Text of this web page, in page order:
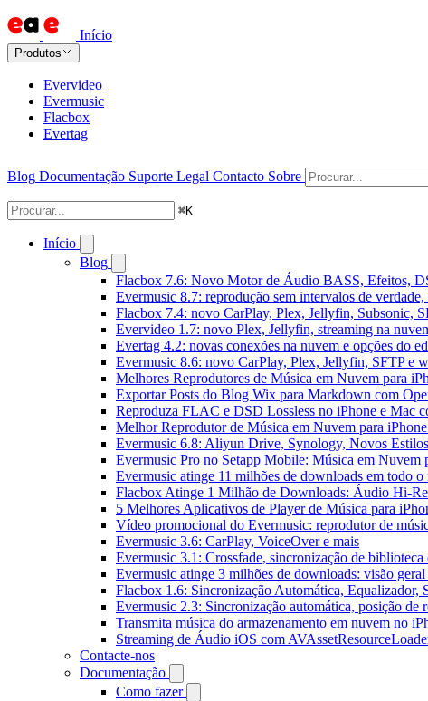
Início
Produtos
Evervideo
Evermusic
Flacbox
Evertag
Blog Documentação Suporte Legal Contacto Sobre
⌘K
Início
Blog
Flacbox 7.6: Novo Motor de Áudio BASS, Efeitos,
Evermusic 8.7: reprodução sem intervalos de
Flacbox 7.4: novo CarPlay, Plex, Jellyfin, Subsonic,
Evervideo 1.7: novo Plex, Jellyfin, streaming na
Evertag 4.2: novas conexões na nuvem e opções do
Evermusic 8.6: novo CarPlay, Plex, Jellyfin, SFTP e
Melhores Reprodutores de Música em Nuvem para
Exportar Posts do Blog Wix para Markdown com
Reproduza FLAC e DSD Lossless no iPhone e Mac
Melhor Reprodutor de Música em Nuvem para
Evermusic 6.8: Aliyun Drive, Synology, Novos
Evermusic Pro no Setapp Mobile: Música em Nuvem
Evermusic atinge 11 milhões de downloads em todo o
Flacbox Atinge 1 Milhão de Downloads: Áudio Hi-
5 Melhores Aplicativos de Player de Música para
Vídeo promocional do Evermusic: reprodutor de
Evermusic 3.6: CarPlay, VoiceOver e mais
Evermusic 3.1: Crossfade, sincronização de biblioteca
Evermusic atinge 3 milhões de downloads: visão geral
Flacbox 1.6: Sincronização Automática, Equalizador,
Evermusic 2.3: Sincronização automática, posição de
Transmita música do armazenamento em nuvem no
Streaming de Áudio iOS com
Contacte-nos
Documentação
Como fazer